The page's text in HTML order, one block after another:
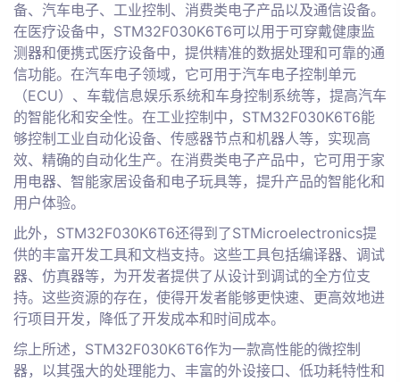
备、汽车电子、工业控制、消费类电子产品以及通信设备。
在医疗设备中，STM32F030K6T6可以用于可穿戴健康监
测器和便携式医疗设备中，提供精准的数据处理和可靠的通
信功能。在汽车电子领域，它可用于汽车电子控制单元
（ECU）、车载信息娱乐系统和车身控制系统等，提高汽车
的智能化和安全性。在工业控制中，STM32F030K6T6能
够控制工业自动化设备、传感器节点和机器人等，实现高
效、精确的自动化生产。在消费类电子产品中，它可用于家
用电器、智能家居设备和电子玩具等，提升产品的智能化和
用户体验。
此外，STM32F030K6T6还得到了STMicroelectronics提
供的丰富开发工具和文档支持。这些工具包括编译器、调试
器、仿真器等，为开发者提供了从设计到调试的全方位支
持。这些资源的存在，使得开发者能够更快速、更高效地进
行项目开发，降低了开发成本和时间成本。
综上所述，STM32F030K6T6作为一款高性能的微控制
器，以其强大的处理能力、丰富的外设接口、低功耗特性和